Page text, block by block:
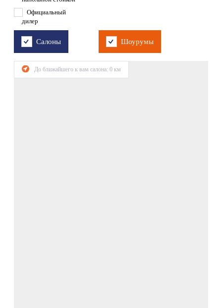
Официальный
дилер
Салоны Шоурумы
До ближайшего к вам салона: 0 км